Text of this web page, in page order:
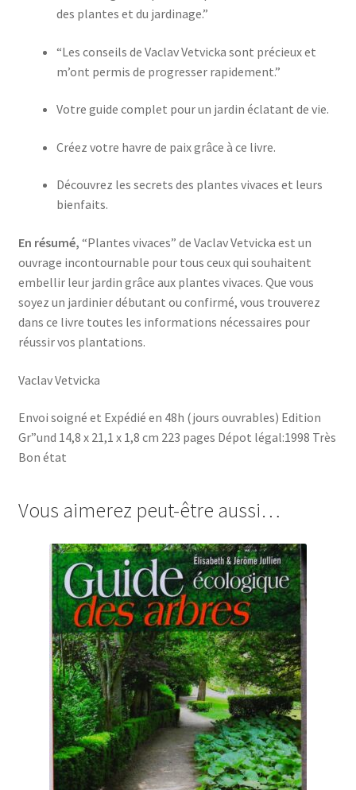
des plantes et du jardinage.”
“Les conseils de Vaclav Vetvicka sont précieux et
m’ont permis de progresser rapidement.”
Votre guide complet pour un jardin éclatant de vie.
Créez votre havre de paix grâce à ce livre.
Découvrez les secrets des plantes vivaces et leurs
bienfaits.
En résumé, “Plantes vivaces” de Vaclav Vetvicka est un
ouvrage incontournable pour tous ceux qui souhaitent
embellir leur jardin grâce aux plantes vivaces. Que vous
soyez un jardinier débutant ou confirmé, vous trouverez
dans ce livre toutes les informations nécessaires pour
réussir vos plantations.
Vaclav Vetvicka
Envoi soigné et Expédié en 48h (jours ouvrables) Edition
Gr”und 14,8 x 21,1 x 1,8 cm 223 pages Dépot légal:1998 Très
Bon état
Vous aimerez peut-être aussi…